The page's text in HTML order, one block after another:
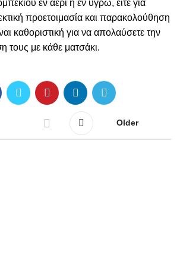
εν αέρι ή εν υγρώ, είτε για
προετοιμασία και παρακολούθηση
καθοριστική για να απολαύσετε την
τους με κάθε ματσάκι.
Older